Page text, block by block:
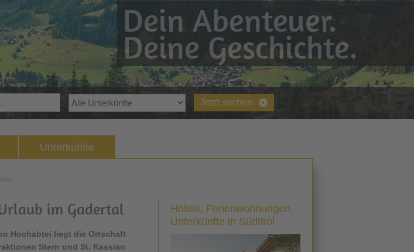
Dein Abenteuer.
Deine Geschichte.
Jetzt suchen
Unterkünfte
im Gadertal
Hochabtei liegt die Ortschaft
Stern und St. Kassian
Hotels, Ferienwohnungen,
Unterkünfte in Südtirol